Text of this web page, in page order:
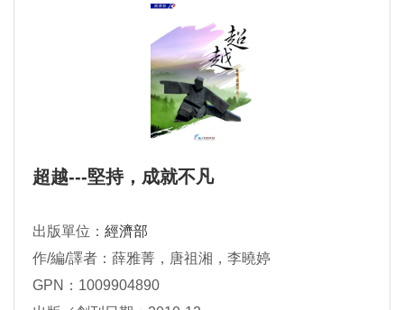
超越---堅持，成就不凡
出版單位： 經濟部
作/編/譯者：薛雅菁，唐祖湘，李曉婷
GPN：1009904890